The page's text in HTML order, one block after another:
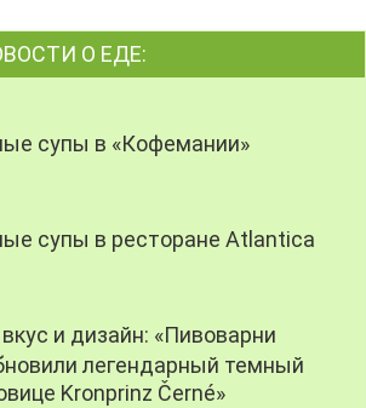
О ЕДЕ:
супы в «Кофемании»
супы в ресторане Atlantica
и дизайн: «Пивоварни
легендарный темный
Kronprinz Černé»